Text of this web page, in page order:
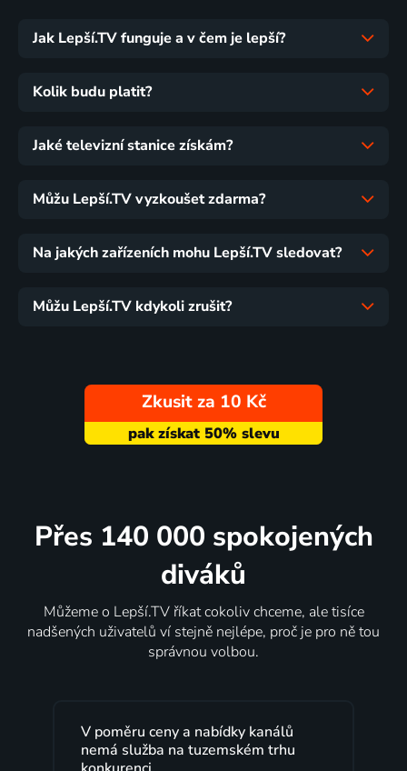
Jak Lepší.TV funguje a v čem je lepší?
Kolik budu platit?
Jaké televizní stanice získám?
Můžu Lepší.TV vyzkoušet zdarma?
Na jakých zařízeních mohu Lepší.TV sledovat?
Můžu Lepší.TV kdykoli zrušit?
Zkusit za 10 Kč
Přes 140 000 spokojených
diváků
Můžeme o Lepší.TV říkat cokoliv chceme, ale tisíce
nadšených uživatelů ví stejně nejlépe, proč je pro ně tou
správnou volbou.
a nabídky kanálů
na tuzemském trhu
Lepší.TV sleduji už
maximální